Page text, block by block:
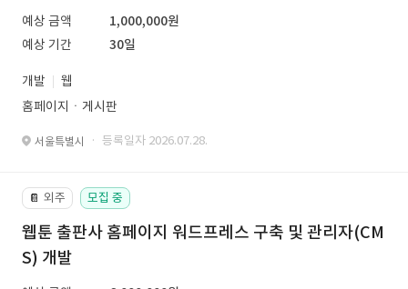
예상 금액
1,000,000원
예상 기간
30일
개발
웹
홈페이지ㆍ게시판
서울특별시 · 등록일자 2026.07.28.
📔 외주 모집 중
웹툰 출판사 홈페이지 워드프레스 구축 및 관리자(CM
S) 개발